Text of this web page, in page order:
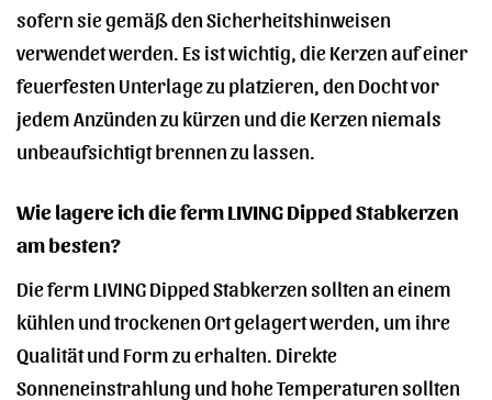
sofern sie gemäß den Sicherheitshinweisen
verwendet werden. Es ist wichtig, die Kerzen auf einer
feuerfesten Unterlage zu platzieren, den Docht vor
jedem Anzünden zu kürzen und die Kerzen niemals
unbeaufsichtigt brennen zu lassen.
Wie lagere ich die ferm LIVING Dipped Stabkerzen
am besten?
Die ferm LIVING Dipped Stabkerzen sollten an einem
kühlen und trockenen Ort gelagert werden, um ihre
Qualität und Form zu erhalten. Direkte
Sonneneinstrahlung und hohe Temperaturen sollten